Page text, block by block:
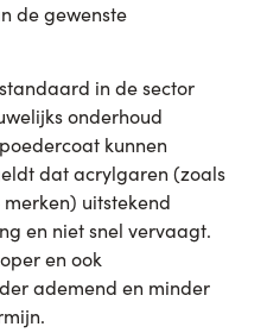
de gewenste
in de sector
onderhoud
kunnen
dat acrylgaren (zoals
uitstekend
en niet snel vervaagt.
en ook
ademend en minder